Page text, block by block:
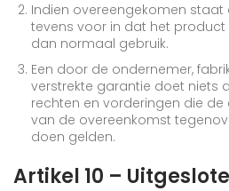
Indien overeengekomen
tevens voor in dat het
dan normaal gebruik.
Een door de ondernemer,
verstrekte garantie doet niets
rechten en vorderingen die
van de overeenkomst
doen gelden.
Artikel 10 –